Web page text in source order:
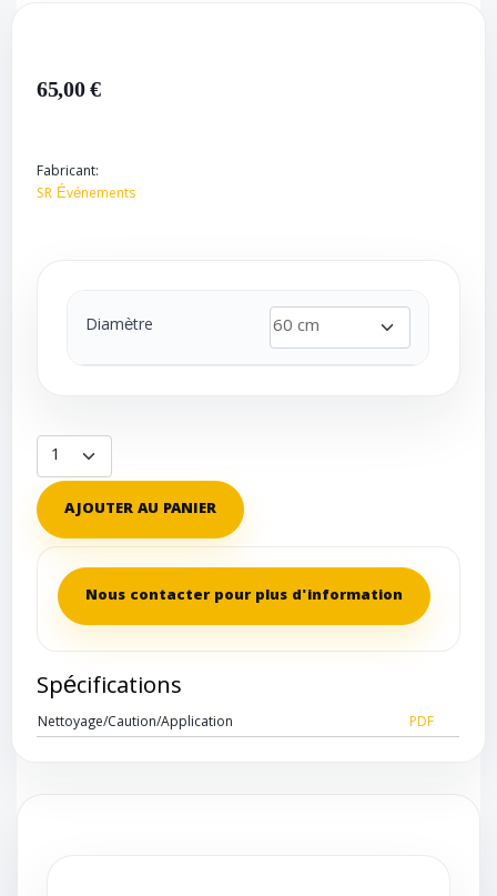
65,00 €
Fabricant:
SR Événements
Diamètre
AJOUTER AU PANIER
Nous contacter pour plus d'information
Spécifications
Nettoyage/Caution/Application PDF